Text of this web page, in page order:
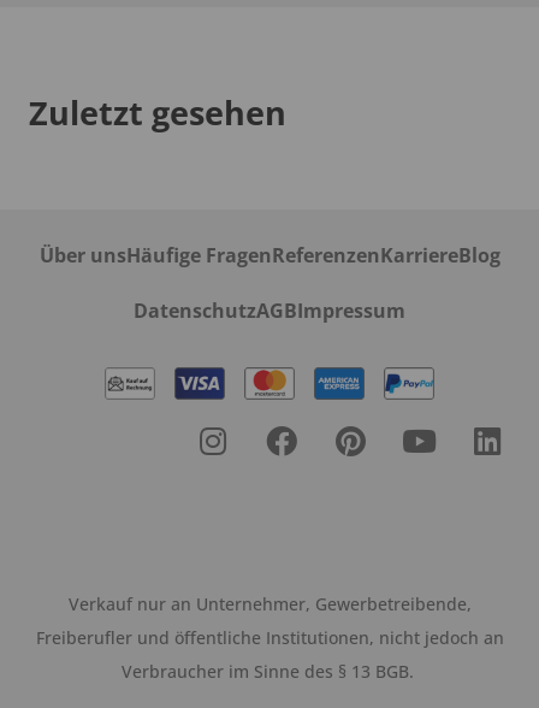
Zuletzt gesehen
Über unsHäufige FragenReferenzenKarriereBlog
DatenschutzAGBImpressum
Verkauf nur an Unternehmer, Gewerbetreibende,
Freiberufler und öffentliche Institutionen, nicht jedoch an
Verbraucher im Sinne des § 13 BGB.